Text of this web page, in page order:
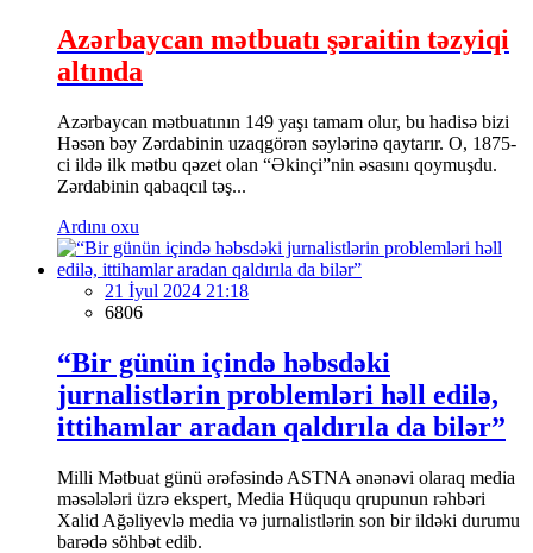
Azərbaycan mətbuatı şəraitin təzyiqi
altında
Azərbaycan mətbuatının 149 yaşı tamam olur, bu hadisə bizi
Həsən bəy Zərdabinin uzaqgörən səylərinə qaytarır. O, 1875-
ci ildə ilk mətbu qəzet olan “Əkinçi”nin əsasını qoymuşdu.
Zərdabinin qabaqcıl təş...
Ardını oxu
21 İyul 2024 21:18
6806
“Bir günün içində həbsdəki
jurnalistlərin problemləri həll edilə,
ittihamlar aradan qaldırıla da bilər”
Milli Mətbuat günü ərəfəsində ASTNA ənənəvi olaraq media
məsələləri üzrə ekspert, Media Hüququ qrupunun rəhbəri
Xalid Ağəliyevlə media və jurnalistlərin son bir ildəki durumu
barədə söhbət edib.